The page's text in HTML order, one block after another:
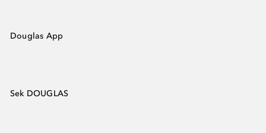
Douglas App
Sek DOUGLAS